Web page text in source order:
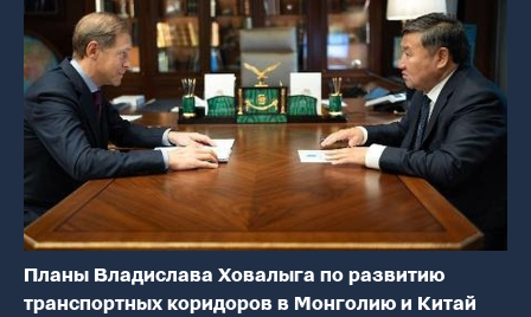
Планы Владислава Ховалыга по развитию
транспортных коридоров в Монголию и Китай